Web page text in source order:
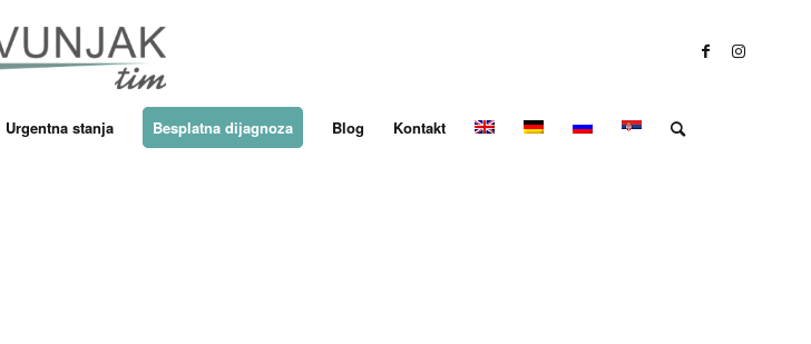
Urgentna stanja Besplatna dijagnoza Blog Kontakt